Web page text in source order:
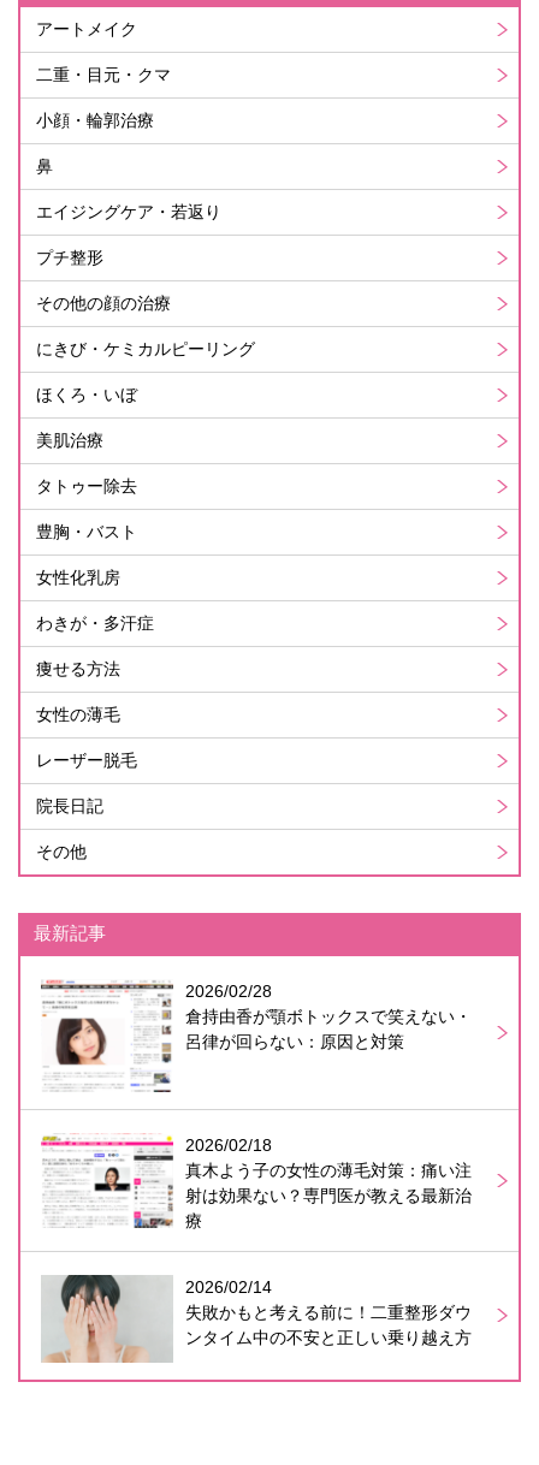
アートメイク
二重・目元・クマ
小顔・輪郭治療
鼻
エイジングケア・若返り
プチ整形
その他の顔の治療
にきび・ケミカルピーリング
ほくろ・いぼ
美肌治療
タトゥー除去
豊胸・バスト
女性化乳房
わきが・多汗症
痩せる方法
女性の薄毛
レーザー脱毛
院長日記
その他
最新記事
2026/02/28
倉持由香が顎ボトックスで笑えない・
呂律が回らない：原因と対策
2026/02/18
真木よう子の女性の薄毛対策：痛い注
射は効果ない？専門医が教える最新治
療
2026/02/14
失敗かもと考える前に！二重整形ダウ
ンタイム中の不安と正しい乗り越え方